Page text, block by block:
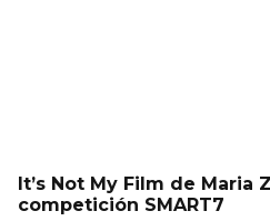
It’s Not My Film de Maria
competición SMART7